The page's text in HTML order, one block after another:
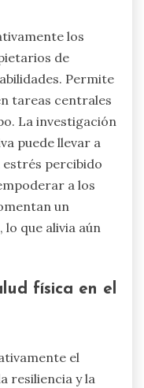
los
de
Permite
tareas centrales
La investigación
puede llevar a
estrés percibido
a los
un
que alivia aún
física en el
el
resiliencia y la